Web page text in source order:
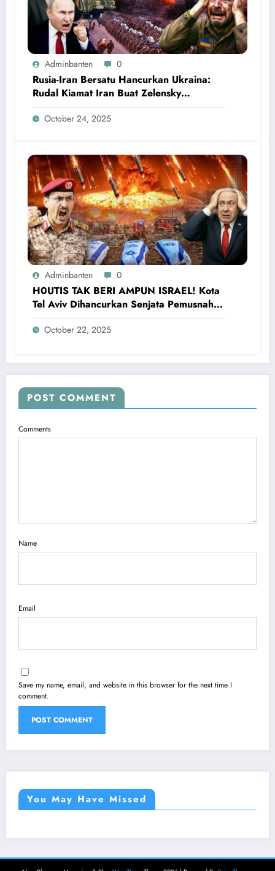
Adminbanten 0
Rusia-Iran Bersatu Hancurkan Ukraina:
Rudal Kiamat Iran Buat Zelensky
Ketakutan dan Menyerah
October 24, 2025
Adminbanten 0
H0UTIS TAK BERI AMPUN ISRAEL! Kota
Tel Aviv Dihancurkan Senjata Pemusnah,
Netanyahu Ketakutan
October 22, 2025
POST COMMENT
Comments
Name
Email
Save my name, email, and website in this browser for the next time I
comment.
You May Have Missed